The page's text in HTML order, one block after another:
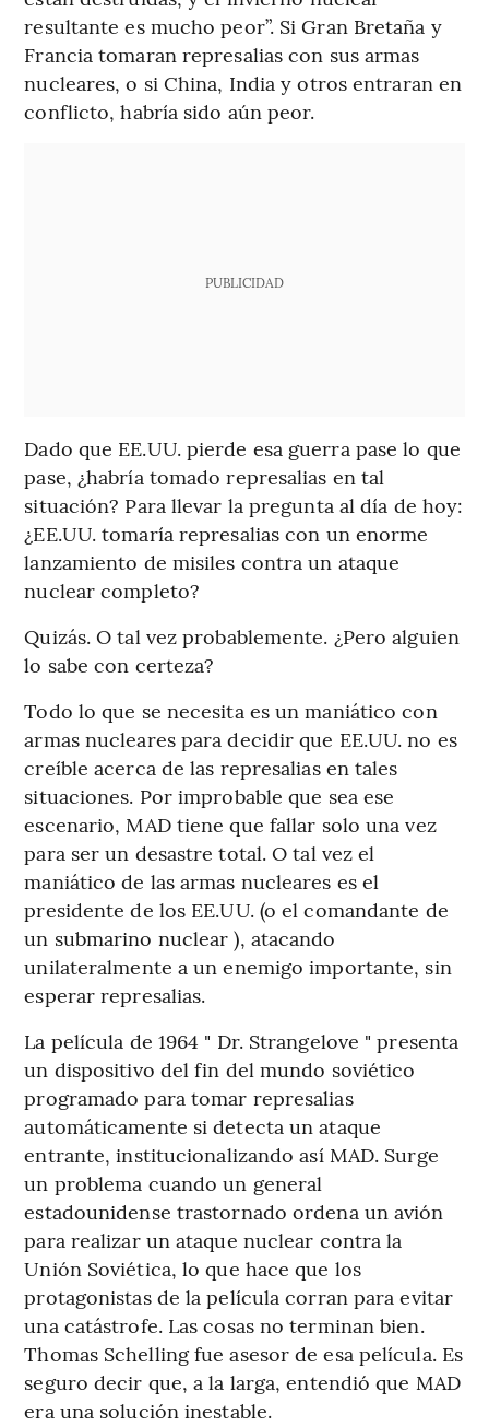
resultante es mucho peor”. Si Gran Bretaña y
Francia tomaran represalias con sus armas
nucleares, o si China, India y otros entraran en
conflicto, habría sido aún peor.
PUBLICIDAD
Dado que EE.UU. pierde esa guerra pase lo que
pase, ¿habría tomado represalias en tal
situación? Para llevar la pregunta al día de hoy:
¿EE.UU. tomaría represalias con un enorme
lanzamiento de misiles contra un ataque
nuclear completo?
Quizás. O tal vez probablemente. ¿Pero alguien
lo sabe con certeza?
Todo lo que se necesita es un maniático con
armas nucleares para decidir que EE.UU. no es
creíble acerca de las represalias en tales
situaciones. Por improbable que sea ese
escenario, MAD tiene que fallar solo una vez
para ser un desastre total. O tal vez el
maniático de las armas nucleares es el
presidente de los EE.UU. (o el comandante de
un submarino nuclear ), atacando
unilateralmente a un enemigo importante, sin
esperar represalias.
La película de 1964 " Dr. Strangelove " presenta
un dispositivo del fin del mundo soviético
programado para tomar represalias
automáticamente si detecta un ataque
entrante, institucionalizando así MAD. Surge
un problema cuando un general
estadounidense trastornado ordena un avión
para realizar un ataque nuclear contra la
Unión Soviética, lo que hace que los
protagonistas de la película corran para evitar
una catástrofe. Las cosas no terminan bien.
Thomas Schelling fue asesor de esa película. Es
seguro decir que, a la larga, entendió que MAD
era una solución inestable.